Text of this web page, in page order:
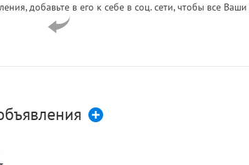
добавьте в его к себе в соц. сети, чтобы все